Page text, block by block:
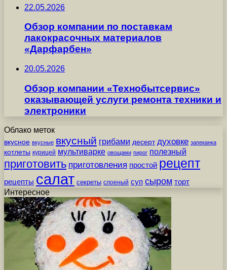
22.05.2026
Обзор компании по поставкам
лакокрасочных материалов
«Дарфарбен»
20.05.2026
Обзор компании «Технобытсервис»
оказывающей услуги ремонта техники и
электроники
Облако меток
вкусное вкусные вкусный грибами десерт духовке запеканка
котлеты курицей мультиварке овощами пирог полезный
приготовить приготовления простой рецепт
рецепты салат секреты слоеный суп сыром торт
Интересное